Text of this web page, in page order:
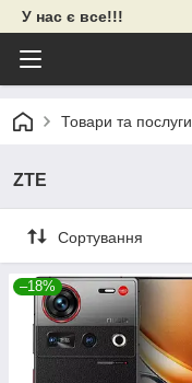
У нас є все!!!
Товари та послуги
ZTE
Сортування
–18%